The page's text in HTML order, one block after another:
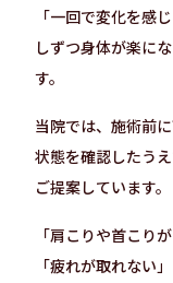
「一回で変化を感
しずつ身体が楽に
す。
当院では、施術前
状態を確認したう
ご提案しています。
「肩こりや首こり
「疲れが取れない」